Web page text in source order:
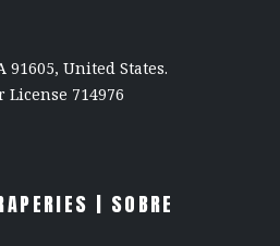
United States.
714976
| SOBRE